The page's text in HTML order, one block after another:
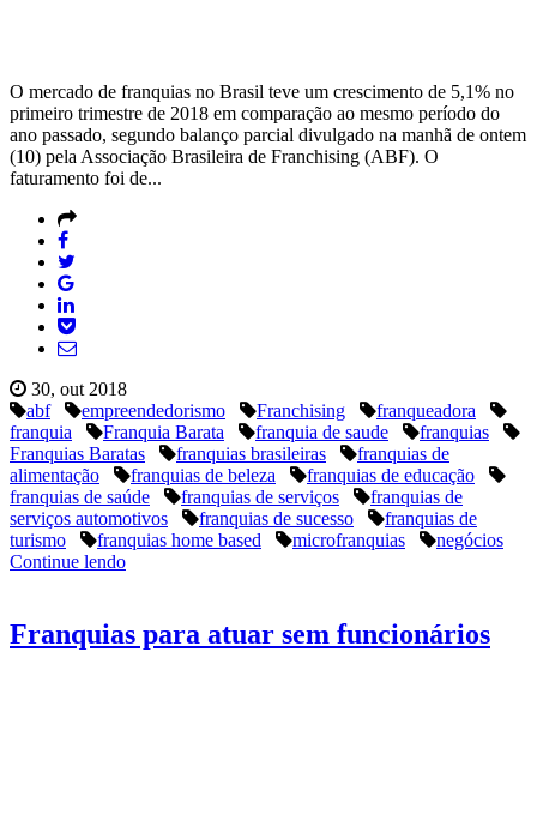
O mercado de franquias no Brasil teve um crescimento de 5,1% no
primeiro trimestre de 2018 em comparação ao mesmo período do
ano passado, segundo balanço parcial divulgado na manhã de ontem
(10) pela Associação Brasileira de Franchising (ABF). O
faturamento foi de...
30, out 2018
abf
empreendedorismo Franchising
franqueadora
franquia
Franquia Barata franquia de saude
franquias
Franquias Baratas
franquias brasileiras
franquias de
alimentação
franquias de beleza
franquias de educação
franquias de saúde
franquias de serviços
franquias de
serviços automotivos
franquias de sucesso
franquias de
turismo
franquias home based microfranquias
negócios
Continue lendo
Franquias para atuar sem funcionários